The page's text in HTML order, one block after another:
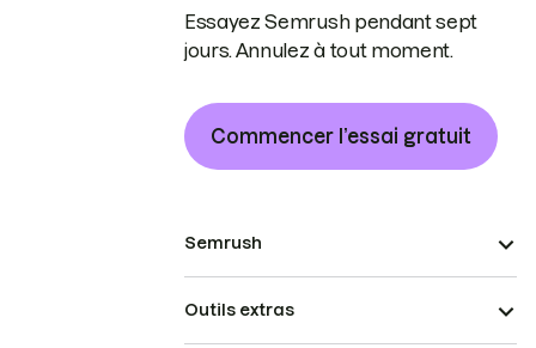
Essayez Semrush pendant sept
jours. Annulez à tout moment.
Commencer l’essai gratuit
Semrush
Outils extras